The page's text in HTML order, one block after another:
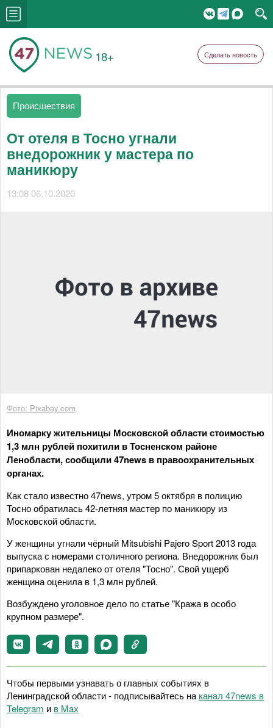
18+ Сделать новость
Происшествия
От отеля в Тосно угнали
внедорожник у мастера по
маникюру
13:08 06.10.2020
Фото: Pixabay.com
Иномарку жительницы Московской области стоимостью
1,3 млн рублей похитили в Тосненском районе
Ленобласти, сообщили 47news в правоохранительных
органах.
Как стало известно 47news, утром 5 октября в полицию
Тосно обратилась 42-летняя мастер по маникюру из
Московской области.
У женщины угнали чёрный Mitsubishi Pajero Sport 2013 года
выпуска с номерами столичного региона. Внедорожник был
припаркован недалеко от отеля "Тосно". Свой ущерб
женщина оценила в 1,3 млн рублей.
Возбуждено уголовное дело по статье "Кража в особо
крупном размере".
Чтобы первыми узнавать о главных событиях в
Ленинградской области - подписывайтесь на канал 47news в
Telegram и в Maх